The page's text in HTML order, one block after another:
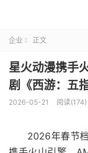
企业  正文
星火动漫携手
剧《西游：五
2026-05-21 阅读(174)
2026年春节